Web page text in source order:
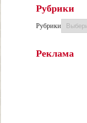
Рубрики
Рубрики
Реклама